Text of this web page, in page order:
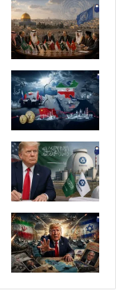
ق
ة
و
ع
د
ن
م
ص
ر